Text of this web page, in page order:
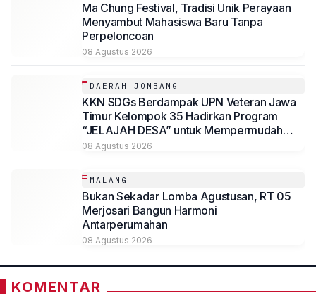
Ma Chung Festival, Tradisi Unik Perayaan
Menyambut Mahasiswa Baru Tanpa
Perpeloncoan
08 Agustus 2026
DAERAH JOMBANG
KKN SDGs Berdampak UPN Veteran Jawa
Timur Kelompok 35 Hadirkan Program
“JELAJAH DESA” untuk Mempermudah
Akses Informasi Desa Sambirejo
08 Agustus 2026
MALANG
Bukan Sekadar Lomba Agustusan, RT 05
Merjosari Bangun Harmoni
Antarperumahan
08 Agustus 2026
KOMENTAR